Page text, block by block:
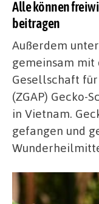
Alle können
beitragen
Außerdem
gemeinsam mit
Gesellschaft
(ZGAP) Gecko-
in Vietnam.
gefangen und